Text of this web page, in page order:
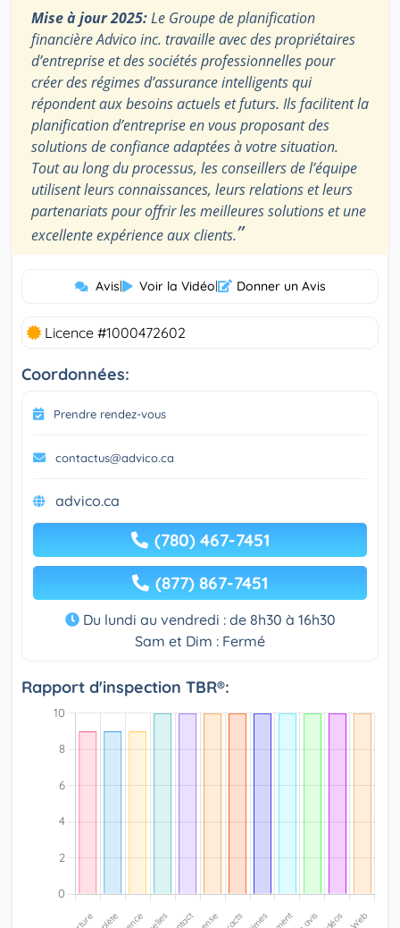
Mise à jour 2025:Le Groupe de planification
financière Advico inc. travaille avec des propriétaires
d’entreprise et des sociétés professionnelles pour
créer des régimes d’assurance intelligents qui
répondent aux besoins actuels et futurs. Ils facilitent la
planification d’entreprise en vous proposant des
solutions de confiance adaptées à votre situation.
Tout au long du processus, les conseillers de l’équipe
utilisent leurs connaissances, leurs relations et leurs
partenariats pour offrir les meilleures solutions et une
excellente expérience aux clients.”
Avis| Voir la Vidéo| Donner un Avis
Licence #1000472602
Coordonnées:
Prendre rendez-vous
contactus@advico.ca
advico.ca
(780) 467-7451
(877) 867-7451
Du lundi au vendredi : de 8h30 à 16h30
Sam et Dim : Fermé
Rapport d'inspection TBR®: